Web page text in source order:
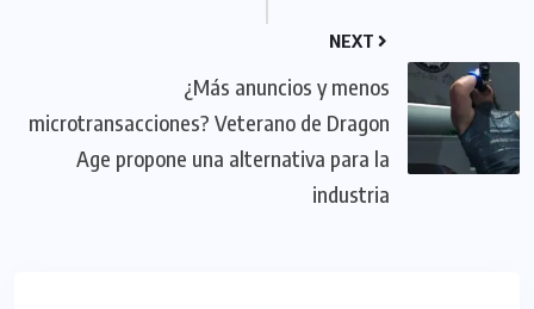
NEXT
¿Más anuncios y menos
microtransacciones? Veterano de Dragon
Age propone una alternativa para la
industria